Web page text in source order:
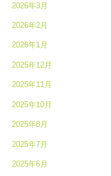
2026年3月
2026年2月
2026年1月
2025年12月
2025年11月
2025年10月
2025年8月
2025年7月
2025年6月